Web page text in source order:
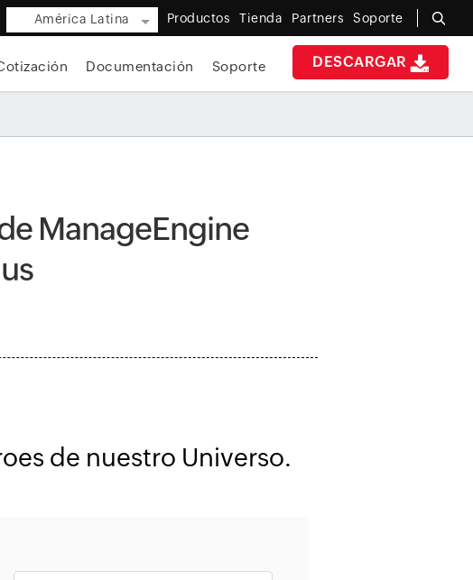
América Latina Productos Tienda Partners Soporte
DESCARGAR
Documentación Soporte
ManageEngine
de nuestro Universo.